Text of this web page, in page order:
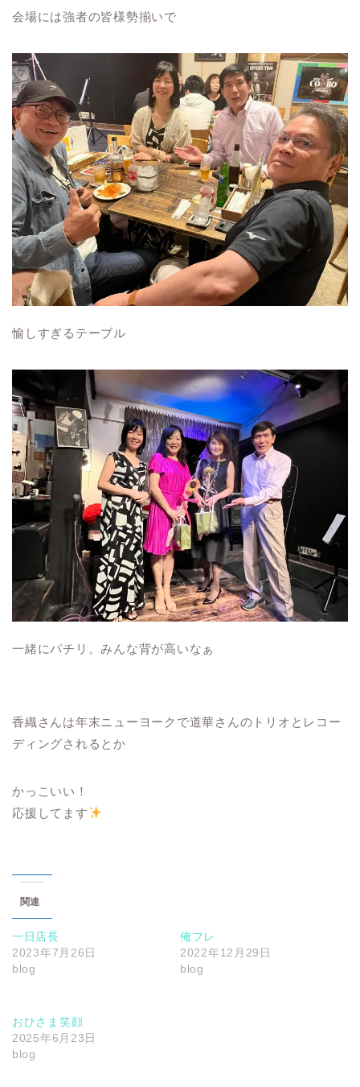
会場には強者の皆様勢揃いで
愉しすぎるテーブル
一緒にパチリ。みんな背が高いなぁ
香織さんは年末ニューヨークで道華さんのトリオとレコー
ディングされるとか
かっこいい！
応援してます
関連
一日店長
2023年7月26日
blog
俺フレ
2022年12月29日
blog
おひさま笑顔
2025年6月23日
blog